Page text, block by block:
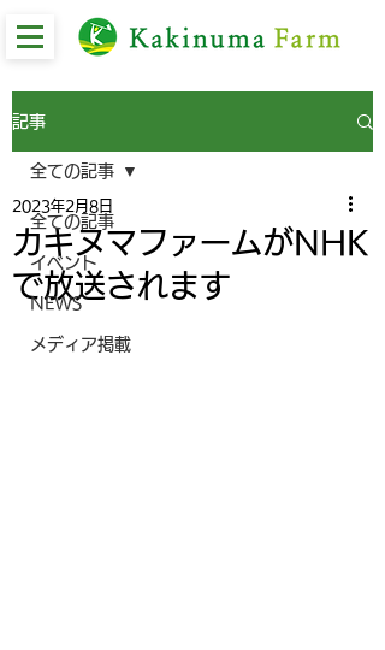
記事
全ての記事
イベント
NEWS
メディア掲載
全ての記事
カキヌマファームがNHK
で放送されます
2023年2月8日